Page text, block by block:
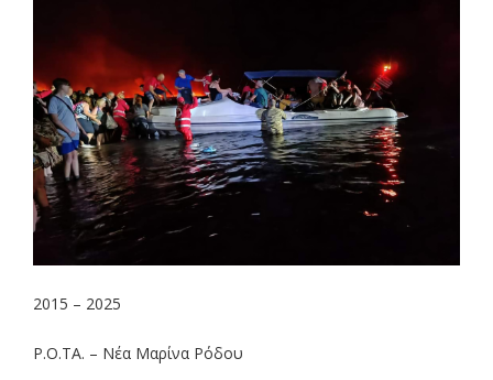
2015 – 2025
Ρ.Ο.ΤΑ. – Νέα Μαρίνα Ρόδου